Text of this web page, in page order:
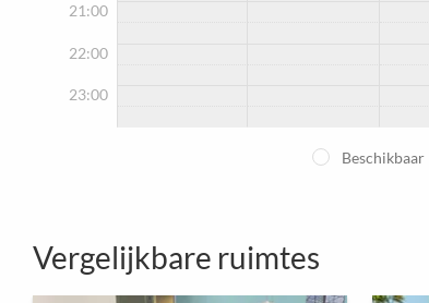
21:00
22:00
23:00
Beschikbaar
Vergelijkbare ruimtes